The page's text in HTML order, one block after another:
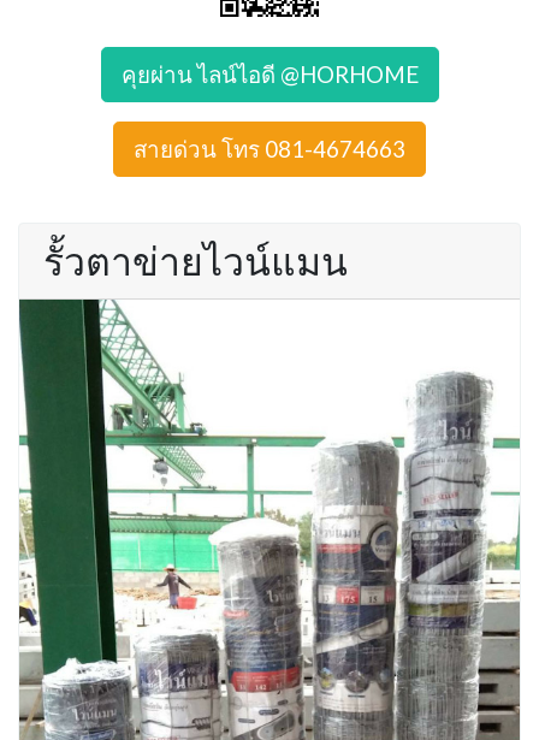
คุยผ่าน ไลน์ไอดี @HORHOME
สายด่วน โทร 081-4674663
รั้วตาข่ายไวน์แมน